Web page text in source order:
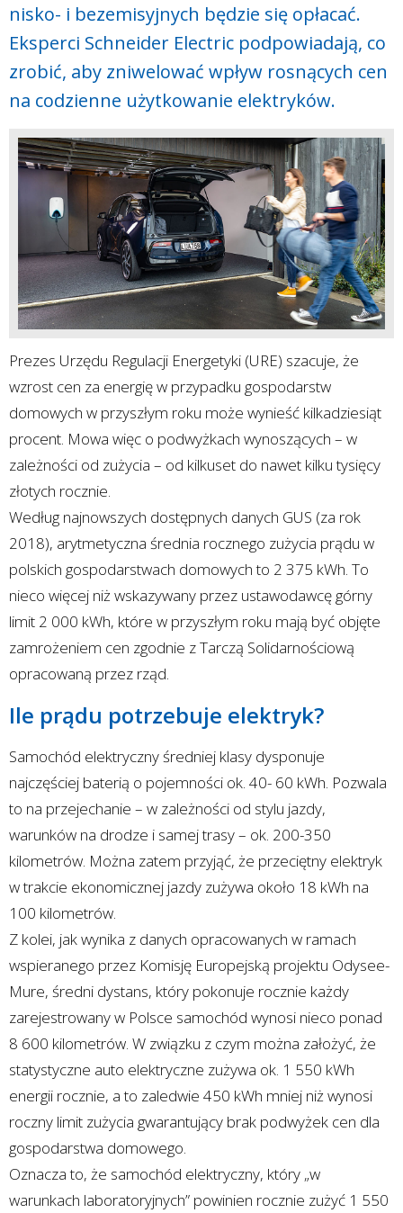
nisko- i bezemisyjnych będzie się opłacać.
Eksperci Schneider Electric podpowiadają, co
zrobić, aby zniwelować wpływ rosnących cen
na codzienne użytkowanie elektryków.
Prezes Urzędu Regulacji Energetyki (URE) szacuje, że
wzrost cen za energię w przypadku gospodarstw
domowych w przyszłym roku może wynieść kilkadziesiąt
procent. Mowa więc o podwyżkach wynoszących – w
zależności od zużycia – od kilkuset do nawet kilku tysięcy
złotych rocznie.
Według najnowszych dostępnych danych GUS (za rok
2018), arytmetyczna średnia rocznego zużycia prądu w
polskich gospodarstwach domowych to 2 375 kWh. To
nieco więcej niż wskazywany przez ustawodawcę górny
limit 2 000 kWh, które w przyszłym roku mają być objęte
zamrożeniem cen zgodnie z Tarczą Solidarnościową
opracowaną przez rząd.
Ile prądu potrzebuje elektryk?
Samochód elektryczny średniej klasy dysponuje
najczęściej baterią o pojemności ok. 40- 60 kWh. Pozwala
to na przejechanie – w zależności od stylu jazdy,
warunków na drodze i samej trasy – ok. 200-350
kilometrów. Można zatem przyjąć, że przeciętny elektryk
w trakcie ekonomicznej jazdy zużywa około 18 kWh na
100 kilometrów.
Z kolei, jak wynika z danych opracowanych w ramach
wspieranego przez Komisję Europejską projektu Odysee-
Mure, średni dystans, który pokonuje rocznie każdy
zarejestrowany w Polsce samochód wynosi nieco ponad
8 600 kilometrów. W związku z czym można założyć, że
statystyczne auto elektryczne zużywa ok. 1 550 kWh
energii rocznie, a to zaledwie 450 kWh mniej niż wynosi
roczny limit zużycia gwarantujący brak podwyżek cen dla
gospodarstwa domowego.
Oznacza to, że samochód elektryczny, który „w
warunkach laboratoryjnych” powinien rocznie zużyć 1 550